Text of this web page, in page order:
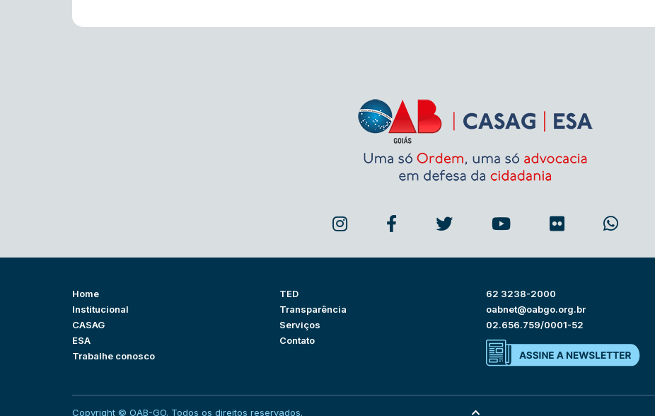
Home
Institucional
CASAG
ESA
Trabalhe conosco
TED
Transparência
Serviços
Contato
62 3238-2000
oabnet@oabgo.org.br
02.656.759/0001-52
Copyright © OAB-GO. Todos os direitos reservados.